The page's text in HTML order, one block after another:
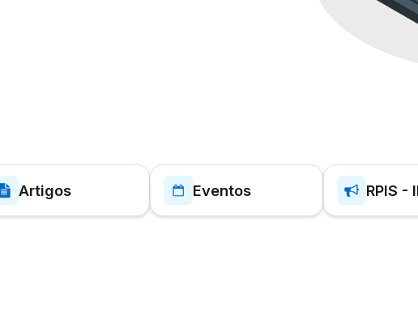
Artigos Eventos RPIS -